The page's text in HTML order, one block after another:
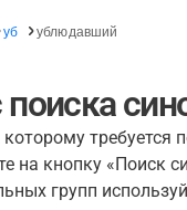
уб ублюдавший
поиска
требуется
на кнопку «Поиск
групп